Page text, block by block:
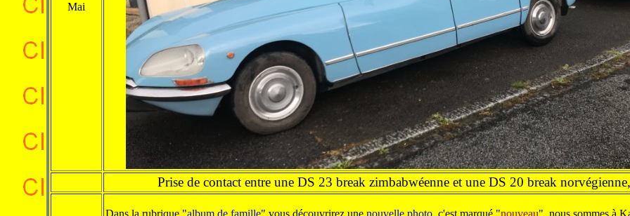
Mai
Prise de contact entre une DS 23 break zimbabwéenne et une DS 20 break
Dans la rubrique "album de famille" vous découvrirez une nouvelle photo , c'est marqué "nouveau", nous sommes à